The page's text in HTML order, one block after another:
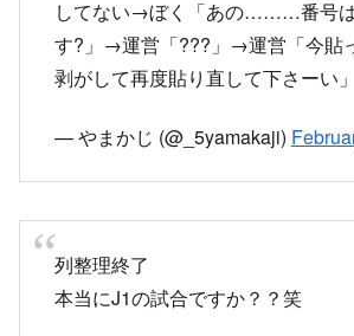
してない→ぼく「あの………番号は
す?」→運営「???」→運営「今貼
剥がして再度貼り直して下さーい」
— やまかじ (@_5yamakaji)
列整理終了
本当にJ1の試合ですか？？笑